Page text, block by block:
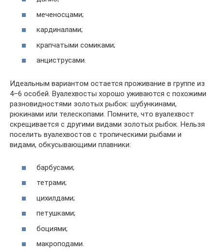
меченосцами;
кардиналами;
крапчатыми сомиками;
анциструсами.
Идеальным вариантом остается проживание в группе из
4–6 особей. Вуалехвосты хорошо уживаются с похожими
разновидностями золотых рыбок: шубункинами,
рюкинами или телескопами. Помните, что вуалехвост
скрещивается с другими видами золотых рыбок. Нельзя
поселить вуалехвостов с тропическими рыбами и
видами, обкусывающими плавники:
барбусами;
тетрами;
цихилдами;
петушками;
боциями;
макроподами.